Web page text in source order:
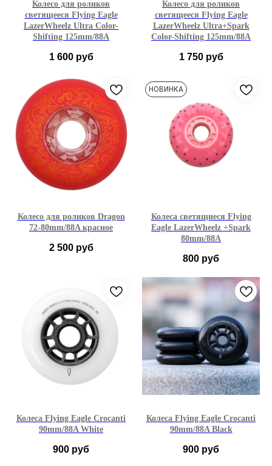
Колесо для роликов
светящееся Flying Eagle
LazerWheelz Ultra Color-
Shifting 125mm/88A
1 600 руб
1 шт 3 шт 6 шт
Колесо для роликов
светящееся Flying Eagle
LazerWheelz Ultra+Spark
Color-Shifting 125mm/88A
1 750 руб
3 шт
Колесо для роликов Dragon
72-80mm/88A красное
2 500 руб
80 мм
НОВИНКА
Колеса светящиеся Flying
Eagle LazerWheelz +Spark
80mm/88A
800 руб
Розовый
1 шт 4 шт 8 шт
Колеса Flying Eagle Crocanti
90mm/88A White
900 руб
Колеса Flying Eagle Crocanti
90mm/88A Black
900 руб